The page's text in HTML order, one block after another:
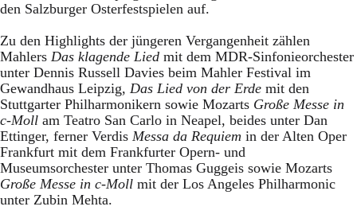
den Salzburger Osterfestspielen auf.
Zu den Highlights der jüngeren Vergangenheit zählen
Mahlers Das klagende Lied mit dem MDR-Sinfonieorchester
unter Dennis Russell Davies beim Mahler Festival im
Gewandhaus Leipzig, Das Lied von der Erde mit den
Stuttgarter Philharmonikern sowie Mozarts Große Messe in
c-Moll am Teatro San Carlo in Neapel, beides unter Dan
Ettinger, ferner Verdis Messa da Requiem in der Alten Oper
Frankfurt mit dem Frankfurter Opern- und
Museumsorchester unter Thomas Guggeis sowie Mozarts
Große Messe in c-Moll mit der Los Angeles Philharmonic
unter Zubin Mehta.